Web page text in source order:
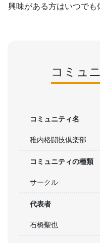
興味がある方はいつで
コミュ
コミュニティ名
稚内格闘技倶楽部
コミュニティの種類
サークル
代表者
石橋聖也